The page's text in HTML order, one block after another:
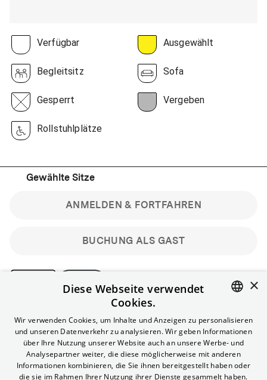
Verfügbar Ausgewählt
Begleitsitz Sofa
Gesperrt Vergeben
Rollstuhlplätze
Gewählte Sitze
BUCHUNG ALS GAST
ANMELDEN & FORTFAHREN
Bitte beachte: Gastbuchungen sind nicht stornierbar.
Registriere dich kostenlos für bis zu 90 min vor Filmbeginn
stornierbare Tickets für reguläre Vorstellungen.
Unlimited-Mitglied? Melde dich an, um deine Benefits
nutzen zu können.
ENGLISH
×
Diese Webseite verwendet
Cookies.
Wir verwenden Cookies, um Inhalte und Anzeigen zu personalisieren
und unseren Datenverkehr zu analysieren. Wir geben Informationen
über Ihre Nutzung unserer Website auch an unsere Werbe- und
Analysepartner weiter, die diese möglicherweise mit anderen
Informationen kombinieren, die Sie ihnen bereitgestellt haben oder
die sie im Rahmen Ihrer Nutzung ihrer Dienste gesammelt haben.